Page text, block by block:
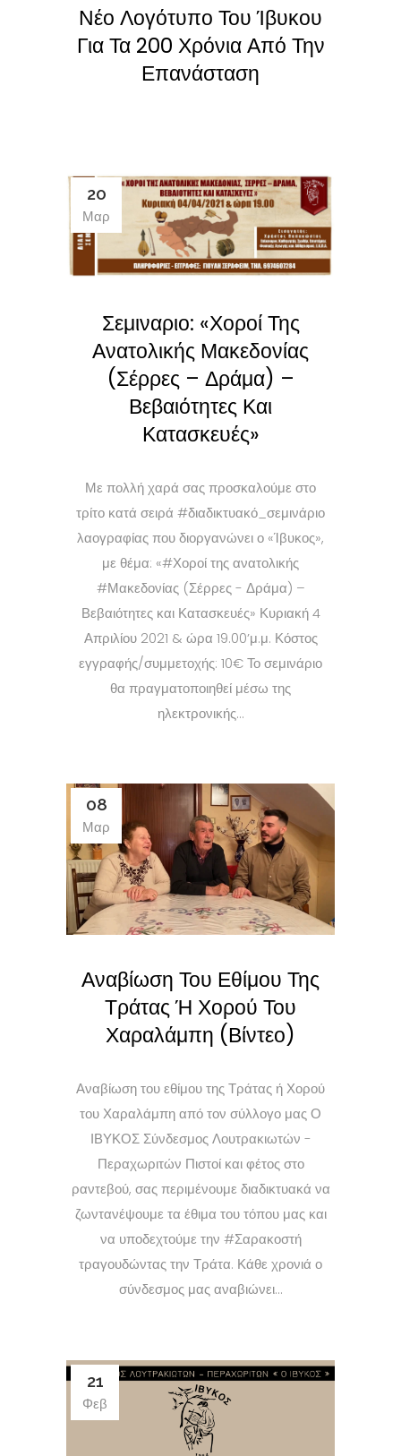
Νέο Λογότυπο Του Ίβυκου
Για Τα 200 Χρόνια Από Την
Επανάσταση
20
Μαρ
Σεμιναριο: «Χοροί Της
Ανατολικής Μακεδονίας
(Σέρρες – Δράμα) –
Βεβαιότητες Και
Κατασκευές»
Με πολλή χαρά σας προσκαλούμε στο
τρίτο κατά σειρά #διαδικτυακό_σεμινάριο
λαογραφίας που διοργανώνει ο «Ίβυκος»,
με θέμα: «#Χοροί της ανατολικής
#Μακεδονίας (Σέρρες - Δράμα) –
Βεβαιότητες και Κατασκευές» Κυριακή 4
Απριλίου 2021 & ώρα 19.00’μ.μ. Κόστος
εγγραφής/συμμετοχής: 10€ Το σεμινάριο
θα πραγματοποιηθεί μέσω της
ηλεκτρονικής...
08
Μαρ
Αναβίωση Του Εθίμου Της
Τράτας Ή Χορού Του
Χαραλάμπη (Βίντεο)
Αναβίωση του εθίμου της Τράτας ή Χορού
του Χαραλάμπη από τον σύλλογο μας Ο
ΙΒΥΚΟΣ Σύνδεσμος Λουτρακιωτών -
Περαχωριτών Πιστοί και φέτος στο
ραντεβού, σας περιμένουμε διαδικτυακά να
ζωντανέψουμε τα έθιμα του τόπου μας και
να υποδεχτούμε την #Σαρακοστή
τραγουδώντας την Τράτα. Κάθε χρονιά ο
σύνδεσμος μας αναβιώνει...
21
Φεβ